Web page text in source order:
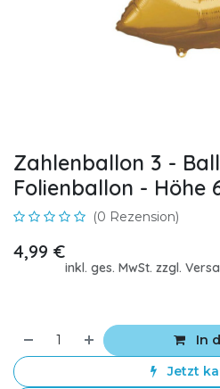
Zahlenballon 3 -
Folienballon - Höhe
(0 Rezension)
4,99 €
inkl. ges. MwSt. zzgl.
In
Jetzt